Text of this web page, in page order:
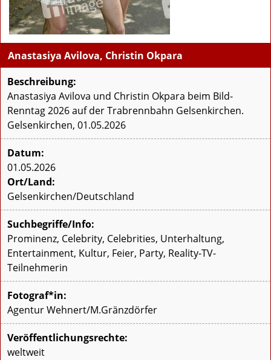
Anastasiya Avilova, Christin Okpara
Beschreibung:
Anastasiya Avilova und Christin Okpara beim Bild-
Renntag 2026 auf der Trabrennbahn Gelsenkirchen.
Gelsenkirchen, 01.05.2026
Datum:
01.05.2026
Ort/Land:
Gelsenkirchen/Deutschland
Suchbegriffe/Info:
Prominenz, Celebrity, Celebrities, Unterhaltung,
Entertainment, Kultur, Feier, Party, Reality-TV-
Teilnehmerin
Fotograf*in:
Agentur Wehnert/M.Gränzdörfer
Veröffentlichungsrechte:
weltweit